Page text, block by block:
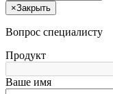
×Закрыть
Вопрос специалисту
Продукт
Ваше имя